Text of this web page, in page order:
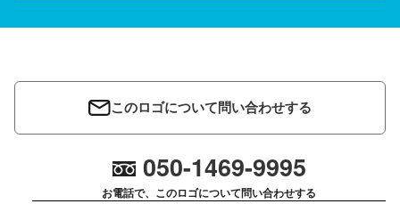
このロゴについて問い合わせする
050-1469-9995
お電話で、このロゴについて問い合わせする